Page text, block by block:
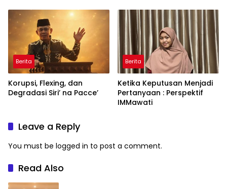
Ancaman Kleptokrasi
Berita
Korupsi, Flexing, dan
Degradasi Siri’ na Pacce’
Berita
Ketika Keputusan Menjadi
Pertanyaan : Perspektif
IMMawati
Leave a Reply
You must be logged in to post a comment.
Read Also